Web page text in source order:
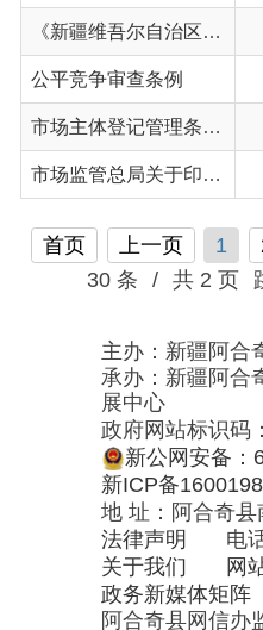
首页 上一页 1
30 条 / 共 2 页
主办：新疆阿合奇
承办：新疆阿合奇县
展中心
新公网安备：
新ICP备16001989号
地 址：阿合奇县南
政务新媒体矩阵
阿合奇县网信办监
5620663